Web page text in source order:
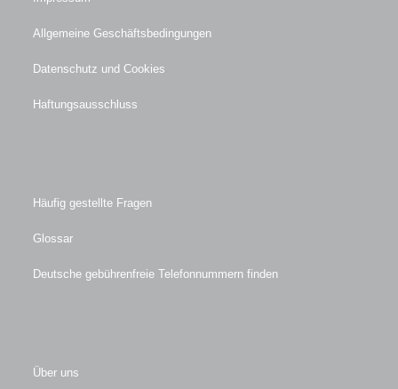
Allgemeine Geschäftsbedingungen
Datenschutz und Cookies
Haftungsausschluss
Häufig gestellte Fragen
Glossar
Deutsche gebührenfreie Telefonnummern finden
Über uns